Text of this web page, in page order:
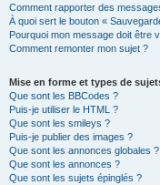
Comment rapporter des
À quoi sert le bouton «
Pourquoi mon message doit être
Comment remonter mon sujet ?
Mise en forme et types de
Que sont les BBCodes ?
Puis-je utiliser le HTML ?
Que sont les smileys ?
Puis-je publier des images ?
Que sont les annonces globales ?
Que sont les annonces ?
Que sont les sujets épinglés ?